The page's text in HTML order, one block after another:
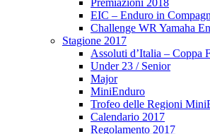
EIC – Enduro in
Challenge WR Yamaha
Stagione 2017
Assoluti d’Italia – Coppa
Under 23 / Senior
Major
MiniEnduro
Trofeo delle Regioni
Calendario 2017
Regolamento 2017